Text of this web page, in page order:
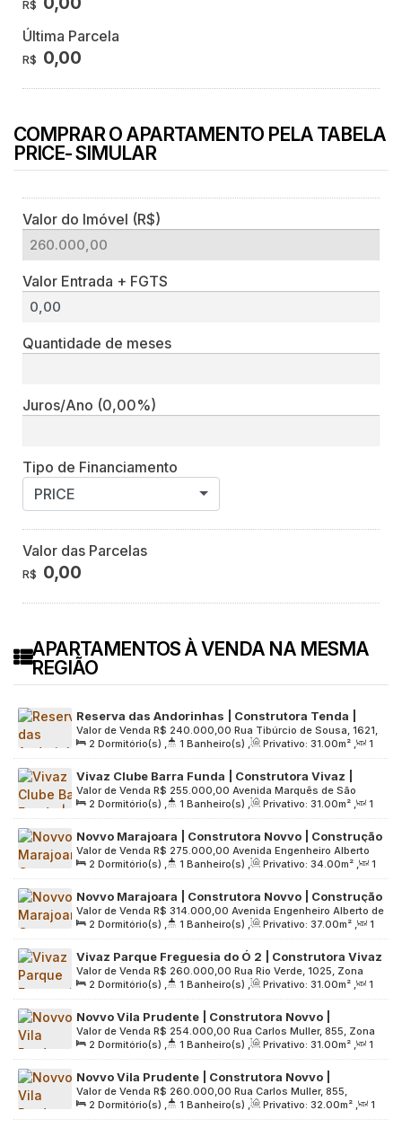
R$
Última Parcela
R$ 0,00
COMPRAR O APARTAMENTO PELA TABELA
PRICE- SIMULAR
Valor do Imóvel (R$)
Valor Entrada + FGTS
Quantidade de meses
Juros/Ano (0,00%)
Tipo de Financiamento
PRICE
Valor das Parcelas
R$ 0,00
APARTAMENTOS À VENDA NA MESMA
REGIÃO
Reserva das Andorinhas | Construtora Tenda |
Construção | 31 metros | 02 dormitórios | sem
varanda e vaga
R$ 240.000,00
Valor de Venda
Rua Tibúrcio de Sousa, 1621,
Zona Leste, 08140-000, Itaim Paulista, São Paulo, São Paulo,
Brasil
2 Dormitório(s) , 1 Banheiro(s) , Privativo: 31.00m² ,
1
Sala(s) , Útil: 31.00m² , Terreno: 6943.00m²
Vivaz Clube Barra Funda | Construtora Vivaz |
Construção | 31 metros | 02 dormitórios | sem
varanda e vaga
R$ 255.000,00
Valor de Venda
Avenida Marquês de São
Vicente, 1000, Zona Oeste, 01139-002, Várzea da Barra
Funda, São Paulo, São Paulo, Brasil
2 Dormitório(s) , 1 Banheiro(s) , Privativo: 31.00m² ,
1
Sala(s) , Útil: 31.00m² , Terreno: 11318.00m²
Novvo Marajoara | Construtora Novvo | Construção
| 34 metros | 02 dormitórios | com varanda | sem
vaga
R$ 275.000,00
Valor de Venda
Avenida Engenheiro Alberto
de Zagottis, 880, Zona Sul, 04675-085, Jardim Taquaral, São
Paulo, São Paulo, Brasil
2 Dormitório(s) , 1 Banheiro(s) , Privativo: 34.00m² ,
1
Sala(s) , Útil: 34.00m² , Terreno: 7104.00m²
Novvo Marajoara | Construtora Novvo | Construção
| 37 metros | 02 dormitórios | com varanda | sem
vaga
R$ 314.000,00
Valor de Venda
Avenida Engenheiro Alberto de
Zagottis, 880, Zona Sul, 04675-085, Jardim Taquaral, São
Paulo, São Paulo, Brasil
2 Dormitório(s) , 1 Banheiro(s) , Privativo: 37.00m² ,
1
Sala(s) , Útil: 37.00m² , Terreno: 7104.00m²
Vivaz Parque Freguesia do Ó 2 | Construtora Vivaz
| Construção | 31 metros | 02 dormitórios | sem
varanda e vaga
R$ 260.000,00
Valor de Venda
Rua Rio Verde, 1025, Zona
Norte, 02934-201, Vila Bruna, São Paulo, São Paulo, Brasil
2 Dormitório(s) , 1 Banheiro(s) , Privativo: 31.00m² ,
1
Sala(s) , Útil: 31.00m² , Terreno: 5250.00m²
Novvo Vila Prudente | Construtora Novvo |
Construção | 31 metros | 02 dormitórios | com
varanda | sem vaga
R$ 254.000,00
Valor de Venda
Rua Carlos Muller, 855, Zona
Leste, 03132-060, Vila Prudente, São Paulo, São Paulo, Brasil
2 Dormitório(s) , 1 Banheiro(s) , Privativo: 31.00m² ,
1
Sala(s) , Útil: 31.00m² , Terreno: 4529.00m²
Novvo Vila Prudente | Construtora Novvo |
Construção | 32 metros | 02 dormitórios | com
varanda | sem vaga
R$ 260.000,00
Valor de Venda
Rua Carlos Muller, 855,
03132-060, Vila Prudente, São Paulo, São Paulo, Brasil
2 Dormitório(s) , 1 Banheiro(s) , Privativo: 32.00m² ,
1
Sala(s) , Útil: 32.00m² , Terreno: 4529.00m²